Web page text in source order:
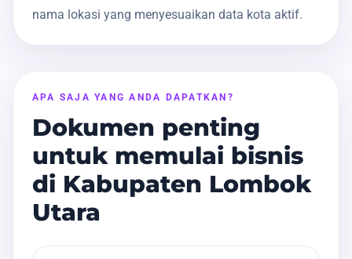
nama lokasi yang menyesuaikan data kota aktif.
APA SAJA YANG ANDA DAPATKAN?
Dokumen penting
untuk memulai bisnis
di Kabupaten Lombok
Utara